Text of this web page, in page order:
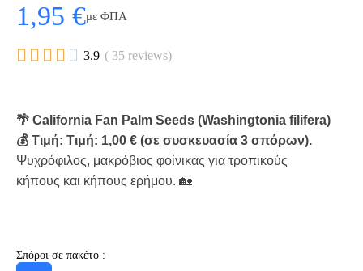
1,95 €με ΦΠΑ
     3.9 ( 35 reviews)
🌴 California Fan Palm Seeds (Washingtonia filifera)
💰 Τιμή: Τιμή: 1,00 € (σε συσκευασία 3 σπόρων).
Ψυχρόφιλος, μακρόβιος φοίνικας για τροπικούς
κήπους και κήπους ερήμου. 🏡
Σπόροι σε πακέτο :